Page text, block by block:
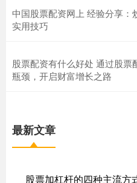
中国股票配资网上 经验分享：
实用技巧
股票配资有什么好处 通过股票
瓶颈，开启财富增长之路
最新文章
股票加杠杆的四种主流方